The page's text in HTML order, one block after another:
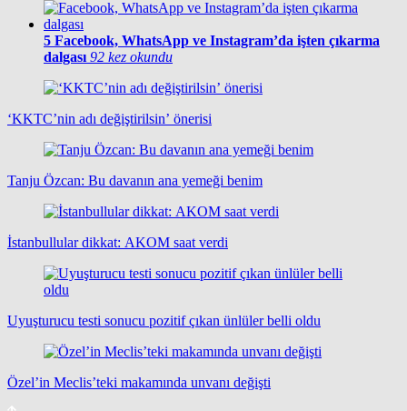
5 Facebook, WhatsApp ve Instagram’da işten çıkarma
dalgası 92 kez okundu
‘KKTC’nin adı değiştirilsin’ önerisi
Tanju Özcan: Bu davanın ana yemeği benim
İstanbullular dikkat: AKOM saat verdi
Uyuşturucu testi sonucu pozitif çıkan ünlüler belli oldu
Özel’in Meclis’teki makamında unvanı değişti